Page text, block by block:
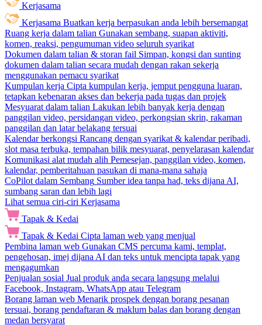
Kerjasama
Kerjasama Buatkan kerja berpasukan anda lebih bersemangat
Ruang kerja dalam talian Gunakan sembang, suapan aktiviti,
komen, reaksi, pengumuman video seluruh syarikat
Dokumen dalam talian & storan fail Simpan, kongsi dan sunting
dokumen dalam talian secara mudah dengan rakan sekerja
menggunakan pemacu syarikat
Kumpulan kerja Cipta kumpulan kerja, jemput pengguna luaran,
tetapkan kebenaran akses dan bekerja pada tugas dan projek
Mesyuarat dalam talian Lakukan lebih banyak kerja dengan
panggilan video, persidangan video, perkongsian skrin, rakaman
panggilan dan latar belakang tersuai
Kalendar berkongsi Rancang dengan syarikat & kalendar peribadi,
slot masa terbuka, tempahan bilik mesyuarat, penyelarasan kalendar
Komunikasi alat mudah alih Pemesejan, panggilan video, komen,
kalendar, pemberitahuan pasukan di mana-mana sahaja
CoPilot dalam Sembang Sumber idea tanpa had, teks dijana AI,
sumbang saran dan lebih lagi
Lihat semua ciri-ciri Kerjasama
Tapak & Kedai
Tapak & Kedai Cipta laman web yang menjual
Pembina laman web Gunakan CMS percuma kami, templat,
pengehosan, imej dijana AI dan teks untuk mencipta tapak yang
mengagumkan
Penjualan sosial Jual produk anda secara langsung melalui
Facebook, Instagram, WhatsApp atau Telegram
Borang laman web Menarik prospek dengan borang pesanan
tersuai, borang pendaftaran & maklum balas dan borang dengan
medan bersyarat